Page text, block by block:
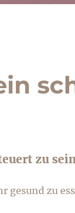
zu
gesund zu